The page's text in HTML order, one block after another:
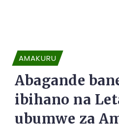
AMAKURU
Abagande
ibihano na
ubumwe za